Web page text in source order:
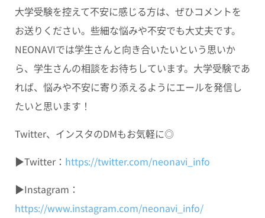
大学受験を控えて不安に感じる方は、ぜひコメントを
お送りください。些細な悩みや不安でも大丈夫です。
NEONAVIでは学生さんと向き合いたいという思いか
ら、学生さんの相談をお待ちしています。大学受験であ
れば、悩みや不安に寄り添えるようにエールを発信し
たいと思います！
Twitter、インスタのDMもお気軽に◎
▶Twitter： https://twitter.com/neonavi_info
▶Instagram：
https://www.instagram.com/neonavi_info/